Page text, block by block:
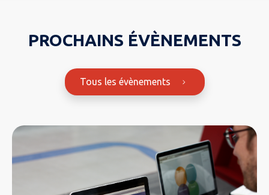
PROCHAINS ÉVÈNEMENTS
Tous les évènements